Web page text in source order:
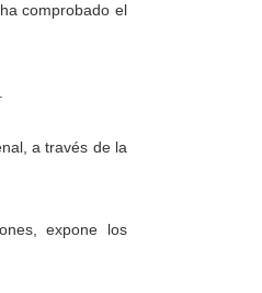
comprobado el
a través de la
expone los